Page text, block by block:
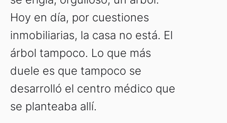
Hoy en día, por cuestiones
inmobiliarias, la casa no está. El
árbol tampoco. Lo que más
duele es que tampoco se
desarrolló el centro médico que
se planteaba allí.